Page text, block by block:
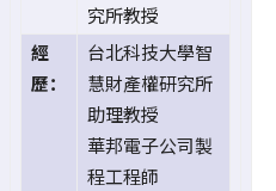
究所教授
經
歷：
台北科技大學智
慧財產權研究所
助理教授
華邦電子公司製
程工程師